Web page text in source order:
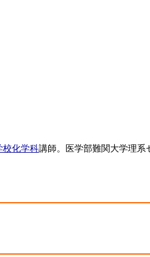
校化学科講師。医学部難関大学理系